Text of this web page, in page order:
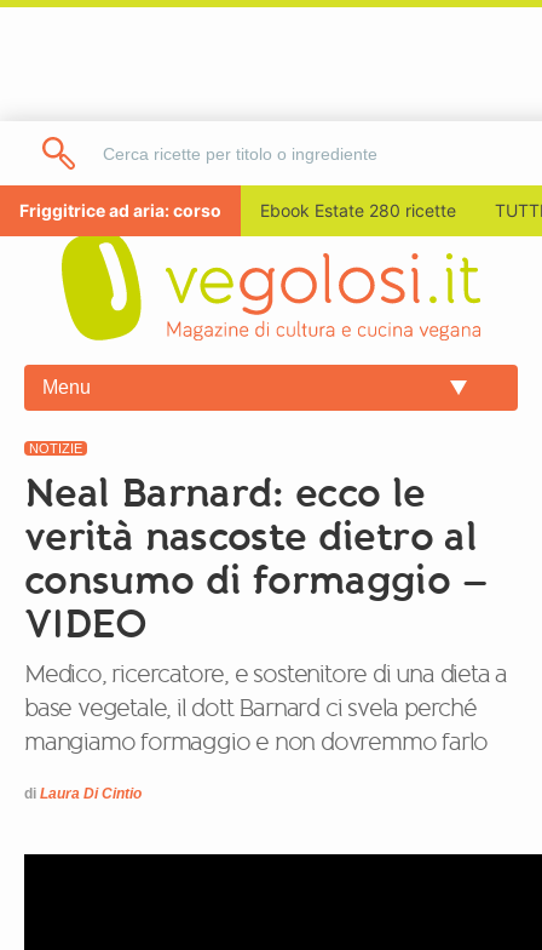
Friggitrice ad aria: corso Ebook Estate 280 ricette
Menu
NOTIZIE
Neal Barnard: ecco le
verità nascoste dietro al
consumo di formaggio –
VIDEO
Medico, ricercatore, e sostenitore di una dieta a
base vegetale, il dott Barnard ci svela perché
mangiamo formaggio e non dovremmo farlo
di Laura Di Cintio